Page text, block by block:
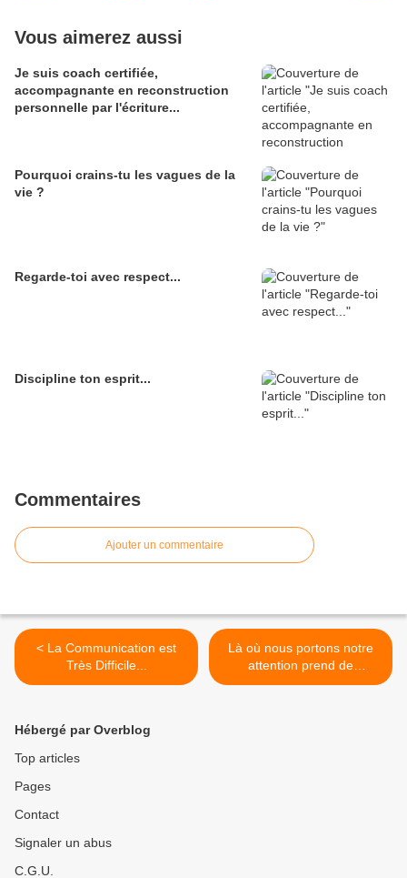
Vous aimerez aussi
Je suis coach certifiée,
accompagnante en reconstruction
personnelle par l'écriture...
Pourquoi crains-tu les vagues de la
vie ?
Regarde-toi avec respect...
Discipline ton esprit...
Commentaires
Ajouter un commentaire
< La Communication est
Très Difficile...
Là où nous portons notre
attention prend de
l'ampleur... >
Hébergé par Overblog
Top articles
Pages
Contact
Signaler un abus
C.G.U.